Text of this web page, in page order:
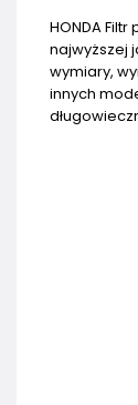
HONDA
najwyższej
wymiary,
innych